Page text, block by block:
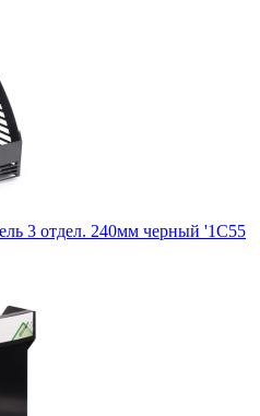
3 отдел. 240мм черный '1С55